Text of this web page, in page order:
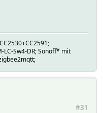
LC-Sw4-DR; Sonoff* mit
#31